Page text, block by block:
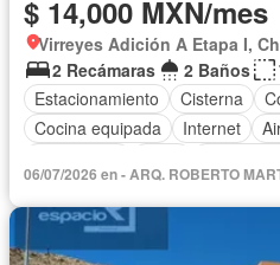
$ 14,000 MXN/mes
Virreyes Adición A Etapa I,
2 Recámaras
2 Baños
Estacionamiento
Cisterna
Cocina equipada
Internet
Gas natural
Recámara con
Completamente amueblado
06/07/2026 en - ARQ. ROBERTO